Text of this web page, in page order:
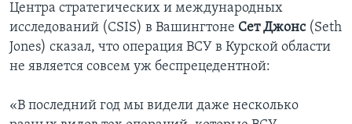
Центра стратегических и международных
исследований (CSIS) в Вашингтоне Сет Джонс(Seth
Jones) сказал, что операция ВСУ в Курской области
не является совсем уж беспрецедентной:
«В последний год мы видели даже несколько